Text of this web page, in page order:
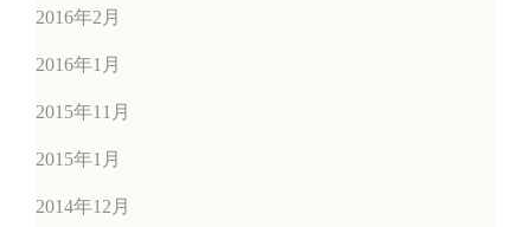
2016年2月
2016年1月
2015年11月
2015年1月
2014年12月